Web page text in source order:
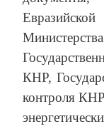
КНР,
контроля